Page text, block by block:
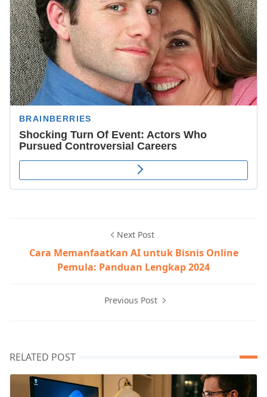
Next Post
Cara Memanfaatkan AI untuk Bisnis Online
Pemula: Panduan Lengkap 2024
Previous Post
RELATED POST